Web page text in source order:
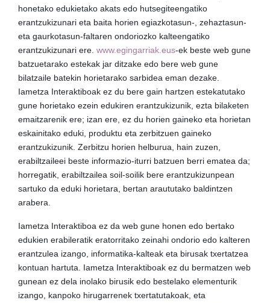
honetako edukietako akats edo hutsegiteengatiko
erantzukizunari eta baita horien egiazkotasun-, zehaztasun-
eta gaurkotasun-faltaren ondoriozko kalteengatiko
erantzukizunari ere. www.egingarriak.eus-ek beste web gune
batzuetarako estekak jar ditzake edo bere web gune
bilatzaile batekin horietarako sarbidea eman dezake.
Iametza Interaktiboak ez du bere gain hartzen estekatutako
gune horietako ezein edukiren erantzukizunik, ezta bilaketen
emaitzarenik ere; izan ere, ez du horien gaineko eta horietan
eskainitako eduki, produktu eta zerbitzuen gaineko
erantzukizunik. Zerbitzu horien helburua, hain zuzen,
erabiltzaileei beste informazio-iturri batzuen berri ematea da;
horregatik, erabiltzailea soil-soilik bere erantzukizunpean
sartuko da eduki horietara, bertan araututako baldintzen
arabera.
Iametza Interaktiboa ez da web gune honen edo bertako
edukien erabileratik eratorritako zeinahi ondorio edo kalteren
erantzulea izango, informatika-kalteak eta birusak txertatzea
kontuan hartuta. Iametza Interaktiboak ez du bermatzen web
gunean ez dela inolako birusik edo bestelako elementurik
izango, kanpoko hirugarrenek txertatutakoak, eta